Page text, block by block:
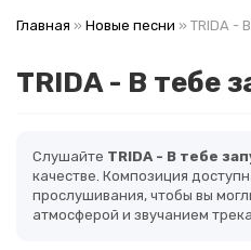
Главная » Новые песни » TRIDA -
TRIDA - В тебе
Слушайте TRIDA - В тебе
качестве. Композиция
прослушивания, чтобы вы
атмосферой и звучанием